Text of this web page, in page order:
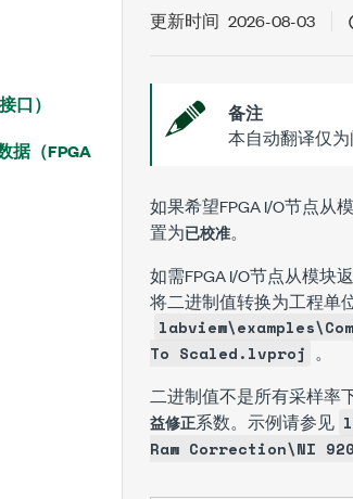
口）
据（FPGA
更新时间 2026-08-03
备注
本自动翻译仅
如果希望FPGA I/O节点从
置为已校准。
如需FPGA I/O节点从模块
将二进制值转换为工程单
To Scaled.lvproj 。
二进制值不是所有采样率
益修正系数。示例请参见
Raw Correction\NI